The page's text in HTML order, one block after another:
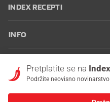
INDEX RECEPTI
INFO
korištenja
Postavke kolačića
Pretplatite se na
Podržite neovisno